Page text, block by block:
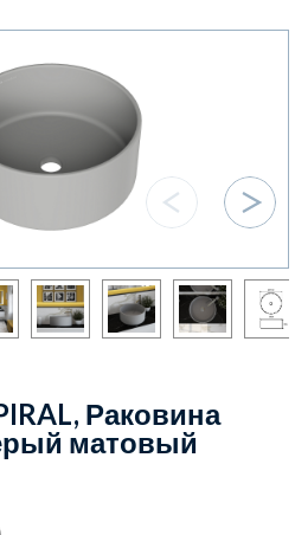
Раковина
матовый